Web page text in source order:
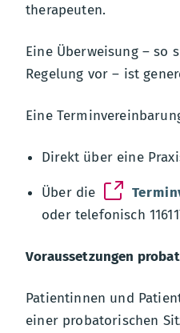
therapeuten.
Eine Überweisung – so
Regelung vor – ist
Eine
Direkt über eine
Über die
oder telefonisch
Voraussetzungen
Patientinnen und
einer probatorischen